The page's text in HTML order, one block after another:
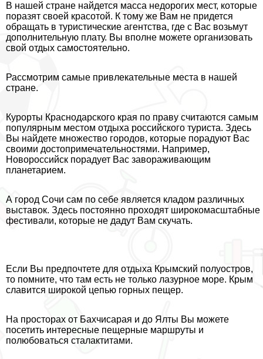
В нашей стране найдется масса недорогих мест, которые
поразят своей красотой. К тому же Вам не придется
обращать в туристические агентства, где с Вас возьмут
дополнительную плату. Вы вполне можете организовать
свой отдых самостоятельно.
Рассмотрим самые привлекательные места в нашей
стране.
Курорты Краснодарского края по праву считаются самым
популярным местом отдыха российского туриста. Здесь
Вы найдете множество городов, которые порадуют Вас
своими достопримечательностями. Например,
Новороссийск порадует Вас завораживающим
планетарием.
А город Сочи сам по себе является кладом различных
выставок. Здесь постоянно проходят широкомасштабные
фестивали, которые не дадут Вам скучать.
Если Вы предпочтете для отдыха Крымский полуостров,
то помните, что там есть не только лазурное море. Крым
славится широкой цепью горных пещер.
На просторах от Бахчисарая и до Ялты Вы можете
посетить интересные пещерные маршруты и
полюбоваться сталактитами.